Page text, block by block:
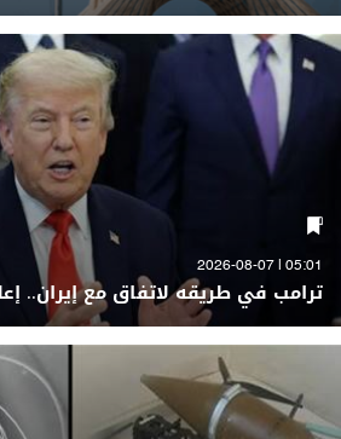
05:01 | 2026-08-07
ترامب في طريقه لاتفاق مع إيران..